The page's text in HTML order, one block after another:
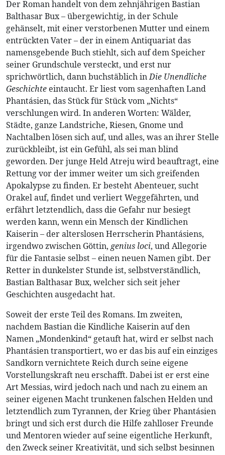
Der Roman handelt von dem zehnjährigen Bastian
Balthasar Bux – übergewichtig, in der Schule
gehänselt, mit einer verstorbenen Mutter und einem
entrückten Vater – der in einem Antiquariat das
namensgebende Buch stiehlt, sich auf dem Speicher
seiner Grundschule versteckt, und erst nur
sprichwörtlich, dann buchstäblich inDie Unendliche
Geschichte eintaucht. Er liest vom sagenhaften Land
Phantásien, das Stück für Stück vom „Nichts“
verschlungen wird. In anderen Worten: Wälder,
Städte, ganze Landstriche, Riesen, Gnome und
Nachtalben lösen sich auf, und alles, was an ihrer Stelle
zurückbleibt, ist ein Gefühl, als sei man blind
geworden. Der junge Held Atreju wird beauftragt, eine
Rettung vor der immer weiter um sich greifenden
Apokalypse zu finden. Er besteht Abenteuer, sucht
Orakel auf, findet und verliert Weggefährten, und
erfährt letztendlich, dass die Gefahr nur besiegt
werden kann, wenn ein Mensch der Kindlichen
Kaiserin – der alterslosen Herrscherin Phantásiens,
irgendwo zwischen Göttin, genius loci, und Allegorie
für die Fantasie selbst – einen neuen Namen gibt. Der
Retter in dunkelster Stunde ist, selbstverständlich,
Bastian Balthasar Bux, welcher sich seit jeher
Geschichten ausgedacht hat.
Soweit der erste Teil des Romans. Im zweiten,
nachdem Bastian die Kindliche Kaiserin auf den
Namen „Mondenkind“ getauft hat, wird er selbst nach
Phantásien transportiert, wo er das bis auf ein einziges
Sandkorn vernichtete Reich durch seine eigene
Vorstellungskraft neu erschafft. Dabei ist er erst eine
Art Messias, wird jedoch nach und nach zu einem an
seiner eigenen Macht trunkenen falschen Helden und
letztendlich zum Tyrannen, der Krieg über Phantásien
bringt und sich erst durch die Hilfe zahlloser Freunde
und Mentoren wieder auf seine eigentliche Herkunft,
den Zweck seiner Kreativität, und sich selbst besinnen